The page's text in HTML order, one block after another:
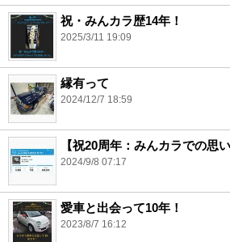
祝・みんカラ歴14年！
2025/3/11 19:09
縁有って
2024/12/7 18:59
【祝20周年：みんカラでの思い
2024/9/8 07:17
愛車と出会って10年！
2023/8/7 16:12